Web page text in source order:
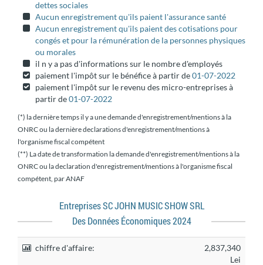
dettes sociales
Aucun enregistrement qu'ils paient l'assurance santé
Aucun enregistrement qu'ils paient des cotisations pour
congés et pour la rémunération de la personnes physiques
ou morales
il n y a pas d'informations sur le nombre d'employés
paiement l'impôt sur le bénéfice à partir de01-07-2022
paiement l'impôt sur le revenu des micro-entreprises à
partir de01-07-2022
(*) la dernière temps il y a une demande d'enregistrement/mentions à la
ONRC ou la dernière declarations d'enregistrement/mentions à
l'organisme fiscal compétent
(**) La date de transformation la demande d'enregistrement/mentions à la
ONRC ou la declaration d'enregistrement/mentions à l'organisme fiscal
compétent, par ANAF
Entreprises SC JOHN MUSIC SHOW SRL
Des Données Économiques 2024
chiffre d'affaire:
2,837,340
Lei